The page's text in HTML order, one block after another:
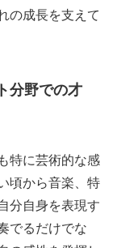
の成長を支えて
分野での才
特に芸術的な感
頃から音楽、特
分自身を表現す
でるだけでな